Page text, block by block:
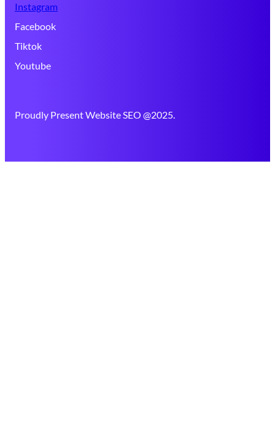
Instagram
Facebook
Tiktok
Youtube
Proudly Present Website SEO @2025.